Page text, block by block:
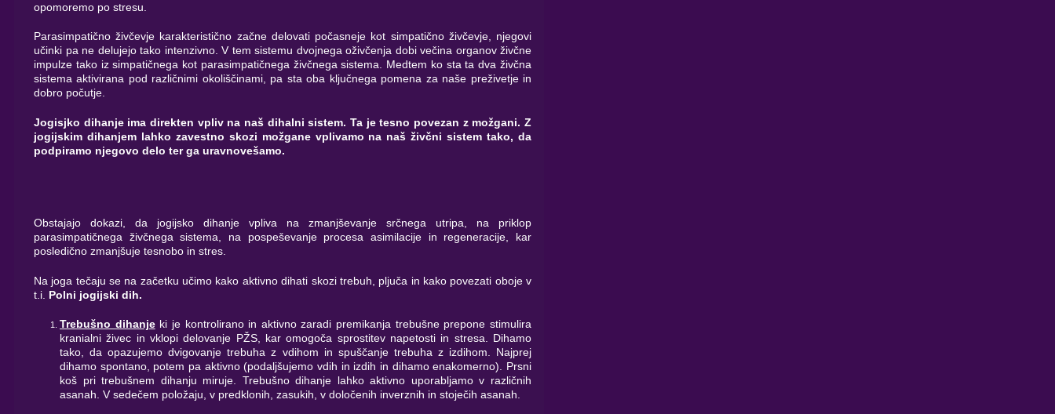
opomoremo po stresu.
Parasimpatično živčevje karakteristično začne delovati počasneje kot simpatično živčevje, njegovi
učinki pa ne delujejo tako intenzivno. V tem sistemu dvojnega oživčenja dobi večina organov živčne
impulze tako iz simpatičnega kot parasimpatičnega živčnega sistema. Medtem ko sta ta dva živčna
sistema aktivirana pod različnimi okoliščinami, pa sta oba ključnega pomena za naše preživetje in
dobro počutje.
Jogisjko dihanje ima direkten vpliv na naš dihalni sistem. Ta je tesno povezan z možgani. Z
jogijskim dihanjem lahko zavestno skozi možgane vplivamo na naš živčni sistem tako, da
podpiramo njegovo delo ter ga uravnovešamo.
Obstajajo dokazi, da jogijsko dihanje vpliva na zmanjševanje srčnega utripa, na priklop
parasimpatičnega živčnega sistema, na pospeševanje procesa asimilacije in regeneracije, kar
posledično zmanjšuje tesnobo in stres.
Na joga tečaju se na začetku učimo kako aktivno dihati skozi trebuh, pljuča in kako povezati oboje v
t.i. Polni jogijski dih.
Trebušno dihanjeki je kontrolirano in aktivno zaradi premikanja trebušne prepone stimulira
kranialni živec in vklopi delovanje PŽS, kar omogoča sprostitev napetosti in stresa. Dihamo
tako, da opazujemo dvigovanje trebuha z vdihom in spuščanje trebuha z izdihom. Najprej
dihamo spontano, potem pa aktivno (podaljšujemo vdih in izdih in dihamo enakomerno). Prsni
koš pri trebušnem dihanju miruje. Trebušno dihanje lahko aktivno uporabljamo v različnih
asanah. V sedečem položaju, v predklonih, zasukih, v določenih inverznih in stoječih asanah.